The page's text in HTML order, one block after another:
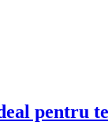
pentru